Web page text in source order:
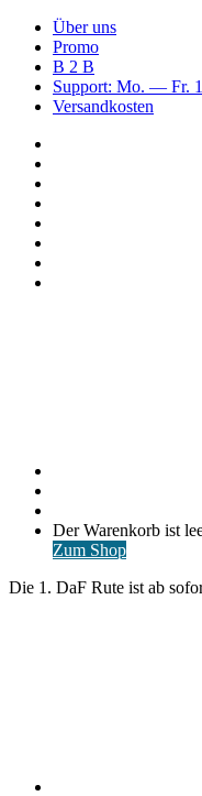
Über uns
Promo
B 2 B
Support: Mo. — Fr.
Versandkosten
Warenkorb
ansehen
Der Warenkorb ist
Zum Shop
Die 1. DaF Rute ist ab